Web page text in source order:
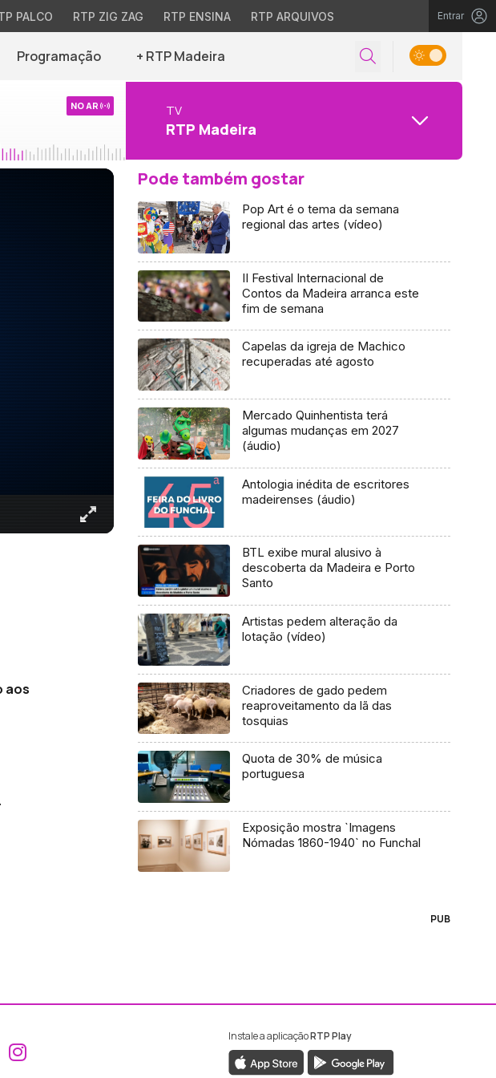
PALCO RTP ZIG ZAG RTP ENSINA RTP ARQUIVOS Entrar
Programação + RTP Madeira
NO AR TV
RTP Madeira
aos
Pode também gostar
Pop Art é o tema da semana
regional das artes (vídeo)
II Festival Internacional de
Contos da Madeira arranca este
fim de semana
Capelas da igreja de Machico
recuperadas até agosto
Mercado Quinhentista terá
algumas mudanças em 2027
(áudio)
Antologia inédita de escritores
madeirenses (áudio)
BTL exibe mural alusivo à
descoberta da Madeira e Porto
Santo
Artistas pedem alteração da
lotação (vídeo)
Criadores de gado pedem
reaproveitamento da lã das
tosquias
Quota de 30% de música
portuguesa
Exposição mostra `Imagens
Nómadas 1860-1940` no Funchal
PUB
Aceder ao Facebook da RTP Madeira
Aceder ao Instagram da RTP Madeira
Instale a aplicaçãoRTP Play